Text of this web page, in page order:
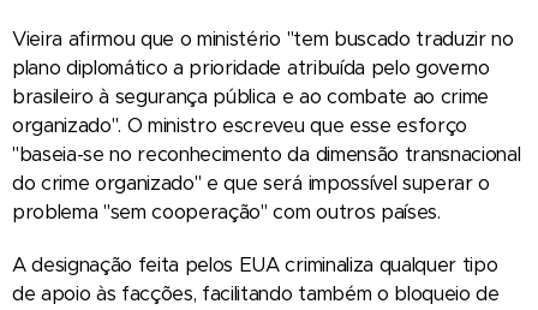
Vieira afirmou que o ministério "tem buscado traduzir no
plano diplomático a prioridade atribuída pelo governo
brasileiro à segurança pública e ao combate ao crime
organizado". O ministro escreveu que esse esforço
"baseia-se no reconhecimento da dimensão transnacional
do crime organizado" e que será impossível superar o
problema "sem cooperação" com outros países.
A designação feita pelos EUA criminaliza qualquer tipo
de apoio às facções, facilitando também o bloqueio de